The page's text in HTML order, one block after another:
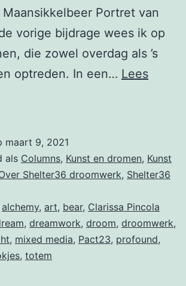
Portret van
vorige bijdrage wees ik op
die zowel overdag als ’s
optreden. In een… Lees
maart 9, 2021
als Columns, Kunst en dromen, Kunst
Shelter36 droomwerk, Shelter36
alchemy, art, bear, Clarissa Pincola
, dreamwork, droom, droomwerk,
, mixed media, Pact23, profound,
, totem